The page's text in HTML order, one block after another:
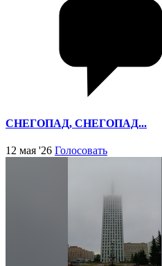
СНЕГОПАД, СНЕГОПАД...
12 мая '26 Голосовать